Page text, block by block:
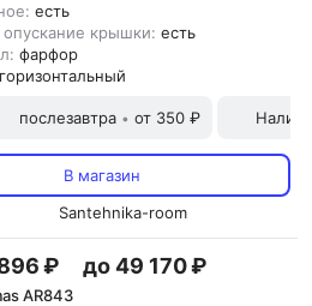
есть
опускание крышки: есть
фарфор
горизонтальный
послезавтра • от 350 ₽
В магазин
Santehnika-room
₽ до 49 170 ₽
AR843